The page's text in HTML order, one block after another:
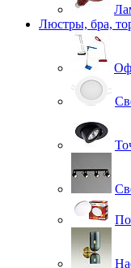
Люстры, бра,